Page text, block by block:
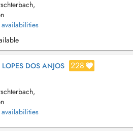
DOS ANJOS 228